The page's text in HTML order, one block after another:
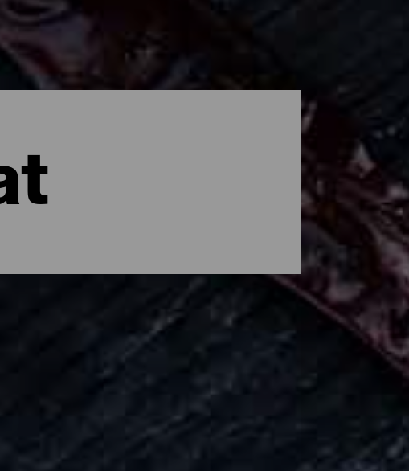
La Isla Bonitalla on aivan oma makunsa, joka
La Palman ravintoloiden taitavissa
joissa voit maistella tuoretta kalaa, fuusio- ja